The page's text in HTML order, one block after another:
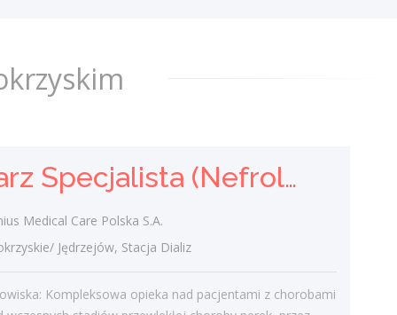
Klient portalu Praca.pl
świętokrzyskie/ Skarżysko-Kamienna
relacji z klientami realizacja celów
obsługi klientów oraz firm...
Lekarz Specjalista (Nefrolog / Internista) (K/M/N)
Medical Care Polska S.A.
Jędrzejów, Stacja Dializ
Kompleksowa opieka nad pacjentami z chorobami